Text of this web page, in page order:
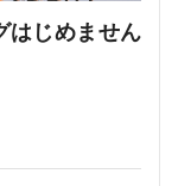
はじめません